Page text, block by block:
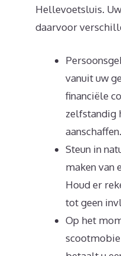
Hellevoetsluis.
daarvoor
vanuit uw
financiële
zelfstandig
aanschaffen.
Steun in
maken van
Houd er
tot geen
Op het